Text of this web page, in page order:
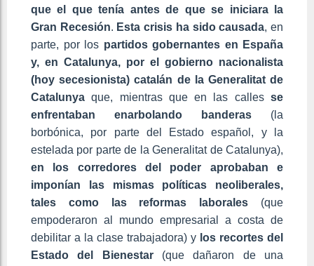
que el que tenía antes de que se iniciara la
Gran Recesión. Esta crisis ha sido causada, en
parte, por los partidos gobernantes en España
y, en Catalunya, por el gobierno nacionalista
(hoy secesionista) catalán de la Generalitat de
Catalunya que, mientras que en las calles se
enfrentaban enarbolando banderas (la
borbónica, por parte del Estado español, y la
estelada por parte de la Generalitat de Catalunya),
en los corredores del poder aprobaban e
imponían las mismas políticas neoliberales,
tales como las reformas laborales (que
empoderaron al mundo empresarial a costa de
debilitar a la clase trabajadora) y los recortes del
Estado del
Bienestar(que dañaron de una